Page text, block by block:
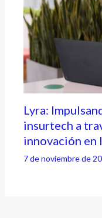
Lyra:
insurtech a
innovación en
7 de noviembre de